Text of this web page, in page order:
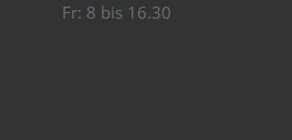
Fr: 8 bis 16.30